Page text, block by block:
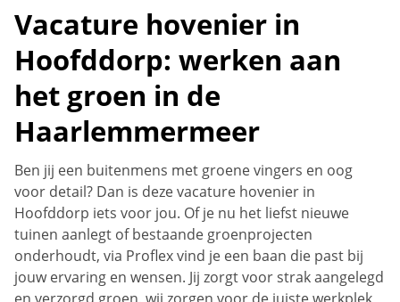
Vacature hovenier in
Hoofddorp: werken aan
het groen in de
Haarlemmermeer
Ben jij een buitenmens met groene vingers en oog
voor detail? Dan is deze vacature hovenier in
Hoofddorp iets voor jou. Of je nu het liefst nieuwe
tuinen aanlegt of bestaande groenprojecten
onderhoudt, via Proflex vind je een baan die past bij
jouw ervaring en wensen. Jij zorgt voor strak aangelegd